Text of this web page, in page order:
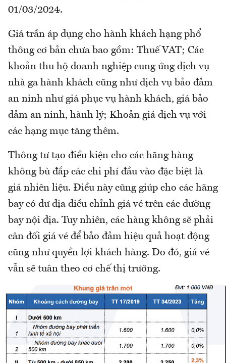
01/03/2024.
Giá trần áp dụng cho hành khách hạng phổ
thông cơ bản chưa bao gồm: Thuế VAT; Các
khoản thu hộ doanh nghiệp cung ứng dịch vụ
nhà ga hành khách cũng như dịch vụ bảo đảm
an ninh như giá phục vụ hành khách, giá bảo
đảm an ninh, hành lý; Khoản giá dịch vụ với
các hạng mục tăng thêm.
Thông tư tạo điều kiện cho các hãng hàng
không bù đắp các chi phí đầu vào đặc biệt là
giá nhiên liệu. Điều này cũng giúp cho các hãng
bay có dư địa điều chỉnh giá vé trên các đường
bay nội địa. Tuy nhiên, các hàng không sẽ phải
cân đối giá vé để bảo đảm hiệu quả hoạt động
cũng như quyền lợi khách hàng. Do đó, giá vé
vẫn sẽ tuân theo cơ chế thị trường.